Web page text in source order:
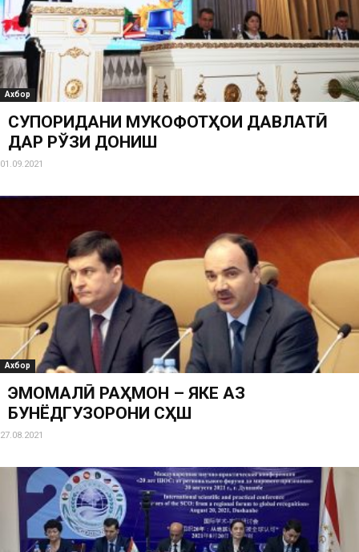
Ахбор
СУПОРИДАНИ МУКОФОТҲОИ ДАВЛАТӢ
ДАР РЎЗИ ДОНИШ
01.09.2021
Ахбор
ЭМОМАЛӢ РАҲМОН – ЯКЕ АЗ
БУНЁДГУЗОРОНИ СҲШ
27.08.2021